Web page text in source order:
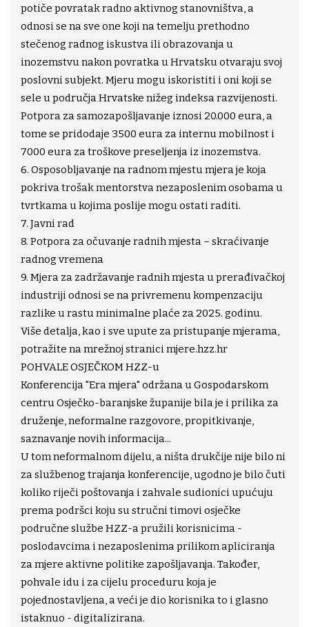
potiče povratak radno aktivnog stanovništva, a
odnosi se na sve one koji na temelju prethodno
stečenog radnog iskustva ili obrazovanja u
inozemstvu nakon povratka u Hrvatsku otvaraju svoj
poslovni subjekt. Mjeru mogu iskoristiti i oni koji se
sele u područja Hrvatske nižeg indeksa razvijenosti.
Potpora za samozapošljavanje iznosi 20.000 eura, a
tome se pridodaje 3500 eura za internu mobilnost i
7000 eura za troškove preseljenja iz inozemstva.
6. Osposobljavanje na radnom mjestu mjera je koja
pokriva trošak mentorstva nezaposlenim osobama u
tvrtkama u kojima poslije mogu ostati raditi.
7. Javni rad
8. Potpora za očuvanje radnih mjesta – skraćivanje
radnog vremena
9. Mjera za zadržavanje radnih mjesta u prerađivačkoj
industriji odnosi se na privremenu kompenzaciju
razlike u rastu minimalne plaće za 2025. godinu.
Više detalja, kao i sve upute za pristupanje mjerama,
potražite na mrežnoj stranici mjere.hzz.hr
POHVALE OSJEČKOM HZZ-u
Konferencija "Era mjera" održana u Gospodarskom
centru Osječko-baranjske županije bila je i prilika za
druženje, neformalne razgovore, propitkivanje,
saznavanje novih informacija...
U tom neformalnom dijelu, a ništa drukčije nije bilo ni
za službenog trajanja konferencije, ugodno je bilo čuti
koliko riječi poštovanja i zahvale sudionici upućuju
prema podršci koju su stručni timovi osječke
područne službe HZZ-a pružili korisnicima -
poslodavcima i nezaposlenima prilikom apliciranja
za mjere aktivne politike zapošljavanja. Također,
pohvale idu i za cijelu proceduru koja je
pojednostavljena, a veći je dio korisnika to i glasno
istaknuo - digitalizirana.